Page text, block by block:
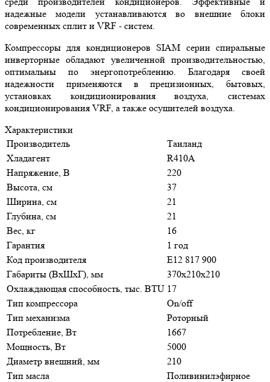
надежные модели устанавливаются во внешние блоки
современных сплит и VRF - систем.
Компрессоры для кондиционеров SIAM серии спиральные
инверторные обладают увеличенной производительностью,
оптимальны по энергопотреблению. Благодаря своей
надежности применяются в прецизионных, бытовых,
установках кондиционирования воздуха, системах
кондиционирования VRF, а также осушителей воздуха.
Характеристики
Производитель
Таиланд
Хладагент
R410A
Напряжение, В
220
Высота, см
37
Ширина, см
21
Глубина, см
21
Вес, кг
16
Гарантия
1 год
Код производителя
E12 817 900
Габариты (ВхШхГ), мм
370х210х210
Охлаждающая способность, тыс. BTU 17
Тип компрессора
On/off
Тип механизма
Роторный
Потребление, Вт
1667
Мощность, Вт
5000
Диаметр внешний, мм
210
Тип масла
Поливинилэфирное